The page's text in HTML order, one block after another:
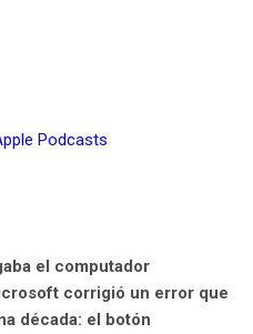
el computador
corrigió un error que
década: el botón